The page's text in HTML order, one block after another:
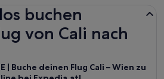
buchen
von Cali nach
| Buche deinen Flug Cali – Wien zu
nach Wien